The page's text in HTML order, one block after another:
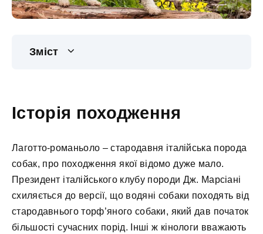
Зміст
Історія походження
Лаготто-романьоло – стародавня італійська порода
собак, про походження якої відомо дуже мало.
Президент італійського клубу породи Дж. Марсіані
схиляється до версії, що водяні собаки походять від
стародавнього торф’яного собаки, який дав початок
більшості сучасних порід. Інші ж кінологи вважають